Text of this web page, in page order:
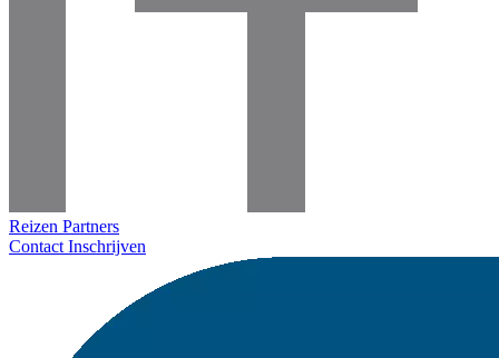
Reizen Partners
Contact Inschrijven